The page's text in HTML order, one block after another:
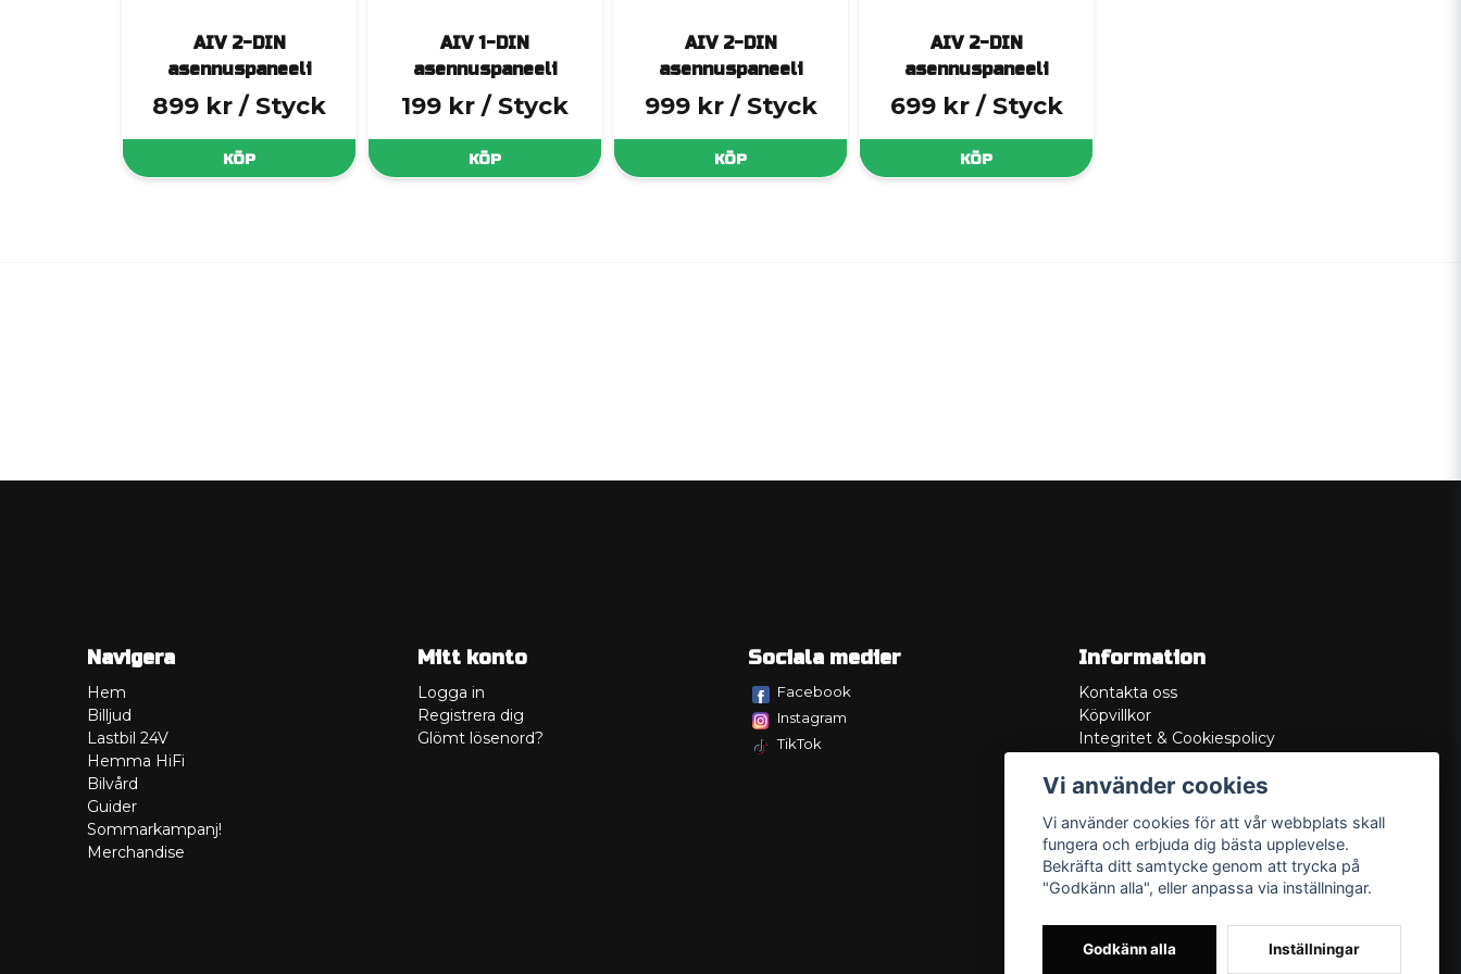
AIV 2-DIN
asennuspaneeli
899 kr / Styck
KÖP
AIV 1-DIN
asennuspaneeli
199 kr / Styck
KÖP
AIV 2-DIN
asennuspaneeli
999 kr / Styck
KÖP
AIV 2-DIN
asennuspaneeli
699 kr / Styck
KÖP
Navigera
Hem
Billjud
Lastbil 24V
Hemma HiFi
Bilvård
Guider
Sommarkampanj!
Merchandise
Mitt konto
Logga in
Registrera dig
Glömt lösenord?
Sociala medier
Facebook
Instagram
TikTok
Information
Kontakta oss
Köpvillkor
Integritet & Cookiespolicy
Service/Garanti
Lådritning
Om oss
Vi använder cookies
Vi använder cookies för att vår webbplats skall
fungera och erbjuda dig bästa upplevelse.
Bekräfta ditt samtycke genom att trycka på
"Godkänn alla", eller anpassa via inställningar.
Godkänn alla Inställningar